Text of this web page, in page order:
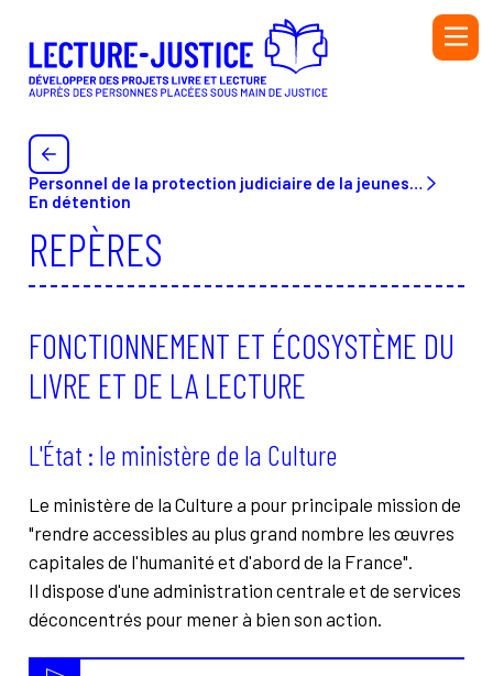
Personnel de la protection judiciaire de la jeunesse (PJJ) ou du secteur associatif habilité (SAH) et de l’Éducation nationale
En détention
REPÈRES
FONCTIONNEMENT ET ÉCOSYSTÈME DU
LIVRE ET DE LA LECTURE
L'État : le ministère de la Culture
Le ministère de la Culture a pour principale mission de
"rendre accessibles au plus grand nombre les œuvres
capitales de l'humanité et d'abord de la France".
Il dispose d'une administration centrale et de services
déconcentrés pour mener à bien son action.
PERSONNEL DE L'ADMINISTRATION PÉNITENTIAIRE ET
DE L'ÉDUCATION NATIONALE
PERSONNEL DE LA PROTECTION JUDICIAIRE DE LA
JEUNESSE (PJJ), DU SECTEUR ASSOCIATIF HABILITÉ
(SAH) ET DE L'ÉDUCATION NATIONALE
BIBLIOTHÉCAIRE
BÉNÉVOLE OU SALARIÉ·E D’UNE ASSOCIATION
INTERVENANT·E
Initiatives Ressources
Annuaire Glossaire
À propos Contact
Rechercher